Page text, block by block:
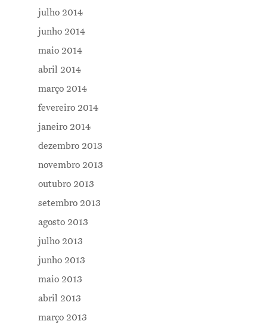
julho 2014
junho 2014
maio 2014
abril 2014
março 2014
fevereiro 2014
janeiro 2014
dezembro 2013
novembro 2013
outubro 2013
setembro 2013
agosto 2013
julho 2013
junho 2013
maio 2013
abril 2013
março 2013